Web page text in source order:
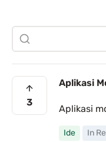
3
Aplikasi
Aplikasi
Ide In